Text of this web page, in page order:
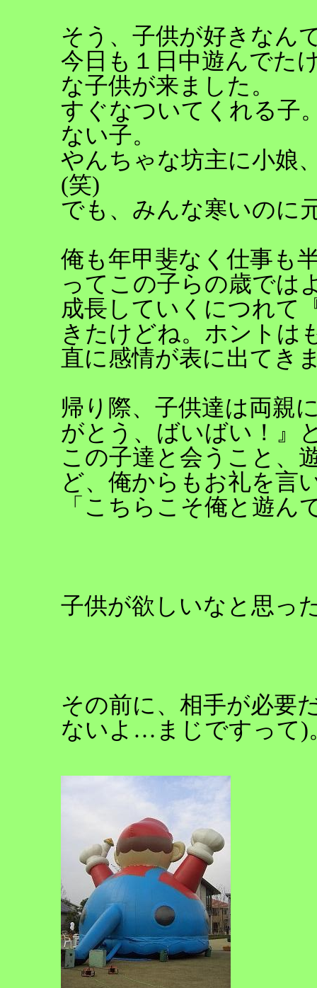
そう、子供が好きなん
今日も１日中遊んでた
な子供が来ました。
すぐなついてくれる子
ない子。
やんちゃな坊主に小娘
(笑)
でも、みんな寒いのに
俺も年甲斐なく仕事も
ってこの子らの歳では
成長していくにつれて
きたけどね。ホントは
直に感情が表に出てき
帰り際、子供達は両親
がとう、ばいばい！』
この子達と会うこと、
ど、俺からもお礼を言
「こちらこそ俺と遊ん
子供が欲しいなと思っ
その前に、相手が必要
ないよ…まじですって)